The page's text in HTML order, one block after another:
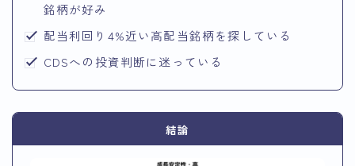
銘柄が好み
配当利回り4%近い高配当銘柄を探している
CDSへの投資判断に迷っている
結論